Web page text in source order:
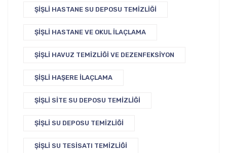
ŞIŞLI HASTANE SU DEPOSU TEMIZLIĞI
ŞIŞLI HASTANE VE OKUL İLAÇLAMA
ŞIŞLI HAVUZ TEMIZLIĞI VE DEZENFEKSIYON
ŞIŞLI HAŞERE İLAÇLAMA
ŞIŞLI SITE SU DEPOSU TEMIZLIĞI
ŞIŞLI SU DEPOSU TEMIZLIĞI
ŞIŞLI SU TESISATI TEMIZLIĞI